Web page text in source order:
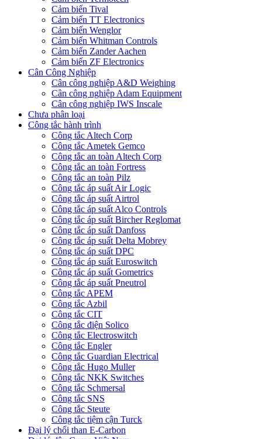
Cảm biến Tival
Cảm biến TT Electronics
Cảm biến Wenglor
Cảm biến Whitman Controls
Cảm biến Zander Aachen
Cảm biến ZF Electronics
Cân Công Nghiệp
Cân công nghiệp A&D Weighing
Cân công nghiệp Adam Equipment
Cân công nghiệp IWS Inscale
Chưa phân loại
Công tắc hành trình
Công tắc Altech Corp
Công tắc Ametek Gemco
Công tắc an toàn Altech Corp
Công tắc an toàn Fortress
Công tắc an toàn Pilz
Công tắc áp suất Air Logic
Công tắc áp suất Airtrol
Công tắc áp suất Alco Controls
Công tắc áp suất Bircher Reglomat
Công tắc áp suất Danfoss
Công tắc áp suất Delta Mobrey
Công tắc áp suất DPC
Công tắc áp suất Euroswitch
Công tắc áp suất Gometrics
Công tắc áp suất Pneutrol
Công tắc APEM
Công tắc Azbil
Công tắc CIT
Công tắc điện Solico
Công tắc Electroswitch
Công tắc Engler
Công tắc Guardian Electrical
Công tắc Hugo Muller
Công tắc NKK Switches
Công tắc Schmersal
Công tắc SNS
Công tắc Steute
Công tắc tiệm cận Turck
Đại lý chổi than E-Carbon